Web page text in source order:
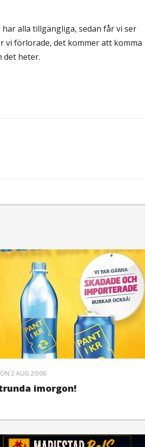
alla tillgängliga, sedan får vi ser
förlorade, det kommer att komma
det heter.
2 AUG 20:00
imorgon!